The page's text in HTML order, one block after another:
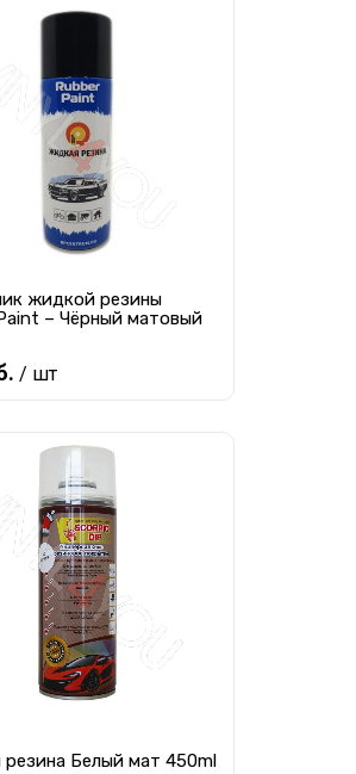
жидкой резины
– Чёрный матовый
/ шт
Предзаказ
в 1 клик
Белый мат 450ml